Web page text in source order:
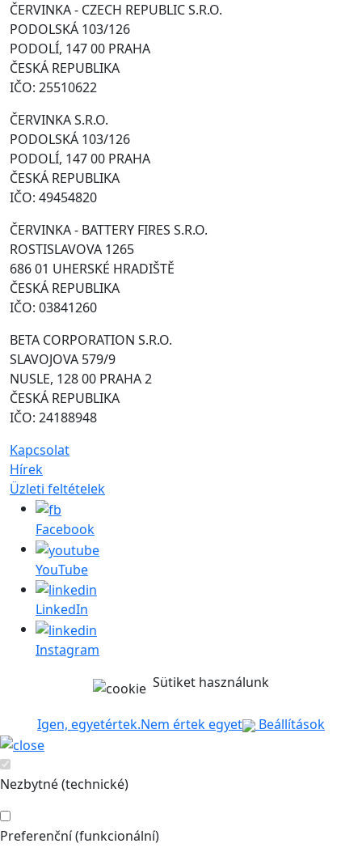
ČERVINKA - CZECH REPUBLIC S.R.O.
PODOLSKÁ 103/126
PODOLÍ, 147 00 PRAHA
ČESKÁ REPUBLIKA
IČO: 25510622
ČERVINKA S.R.O.
PODOLSKÁ 103/126
PODOLÍ, 147 00 PRAHA
ČESKÁ REPUBLIKA
IČO: 49454820
ČERVINKA - BATTERY FIRES S.R.O.
ROSTISLAVOVA 1265
686 01 UHERSKÉ HRADIŠTĚ
ČESKÁ REPUBLIKA
IČO: 03841260
BETA CORPORATION S.R.O.
SLAVOJOVA 579/9
NUSLE, 128 00 PRAHA 2
ČESKÁ REPUBLIKA
IČO: 24188948
Kapcsolat
Hírek
Üzleti feltételek
Facebook
YouTube
LinkedIn
Instagram
Sütiket használunk
Igen, egyetértek.Nem értek egyet Beállítások
Nezbytné (technické)
Preferenční (funkcionální)